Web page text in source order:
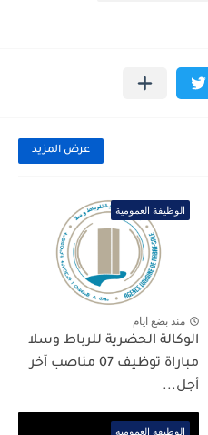
عرض المزيد
الوظيفة العمومية
منذ بضع ايام
الوكالة الحضرية للرباط وسلا
مباراة توظيف 07 مناصب آخر
أجل...
الوظيفة العمومية